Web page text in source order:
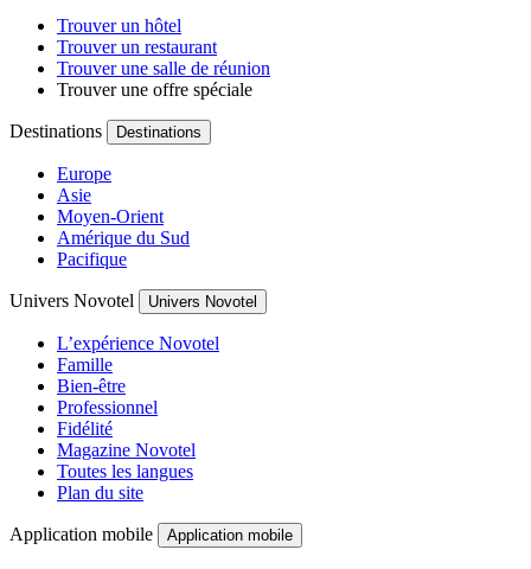
Trouver un hôtel
Trouver un restaurant
Trouver une salle de réunion
Trouver une offre spéciale
Destinations Destinations
Europe
Asie
Moyen-Orient
Amérique du Sud
Pacifique
Univers Novotel Univers Novotel
L’expérience Novotel
Famille
Bien-être
Professionnel
Fidélité
Magazine Novotel
Toutes les langues
Plan du site
Application mobile Application mobile